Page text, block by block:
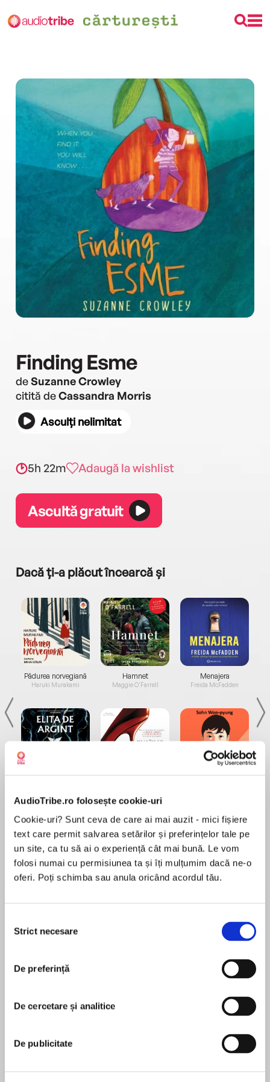
AudioTribe.ro folosește cookie-uri
Cookie-uri? Sunt ceva de care ai mai auzit - mici fișiere
text care permit salvarea setărilor și preferințelor tale pe
un site, ca tu să ai o experiență cât mai bună. Le vom
folosi numai cu permisiunea ta și îți mulțumim dacă ne-o
oferi. Poți schimba sau anula oricând acordul tău.
consimțământului
Strict necesare
De preferință
De cercetare și analitice
De publicitate
Finding Esme
deSuzanne Crowley
citită deCassandra Morris
Asculți nelimitat
5h 22m Adaugă la wishlist
Ascultă gratuit
Dacă ți-a plăcut încearcă și
Pădurea norvegiană
Haruki Murakami
de...
Dani Francis
Hamnet
Maggie O'Farrell
la...
Lauren Weisberger
Menajera
Freida McFadden
Desprecarte
Twelve-year-old Esme’s life changes when she
Fans of Wendy Maas and Lynda Mullaly Hunt
friendship, family, and loss from Suzanne
Ordered Existence of Merilee Marvelous.
After her grandfather died from a heart attack
while driving his tractor on Solace Hill,twelve-
În acest moment nu există recenzii
Suzanne Crowley
Suzanne Crowley is the author of two acclaimed
novels for young readers, The Very Ordered